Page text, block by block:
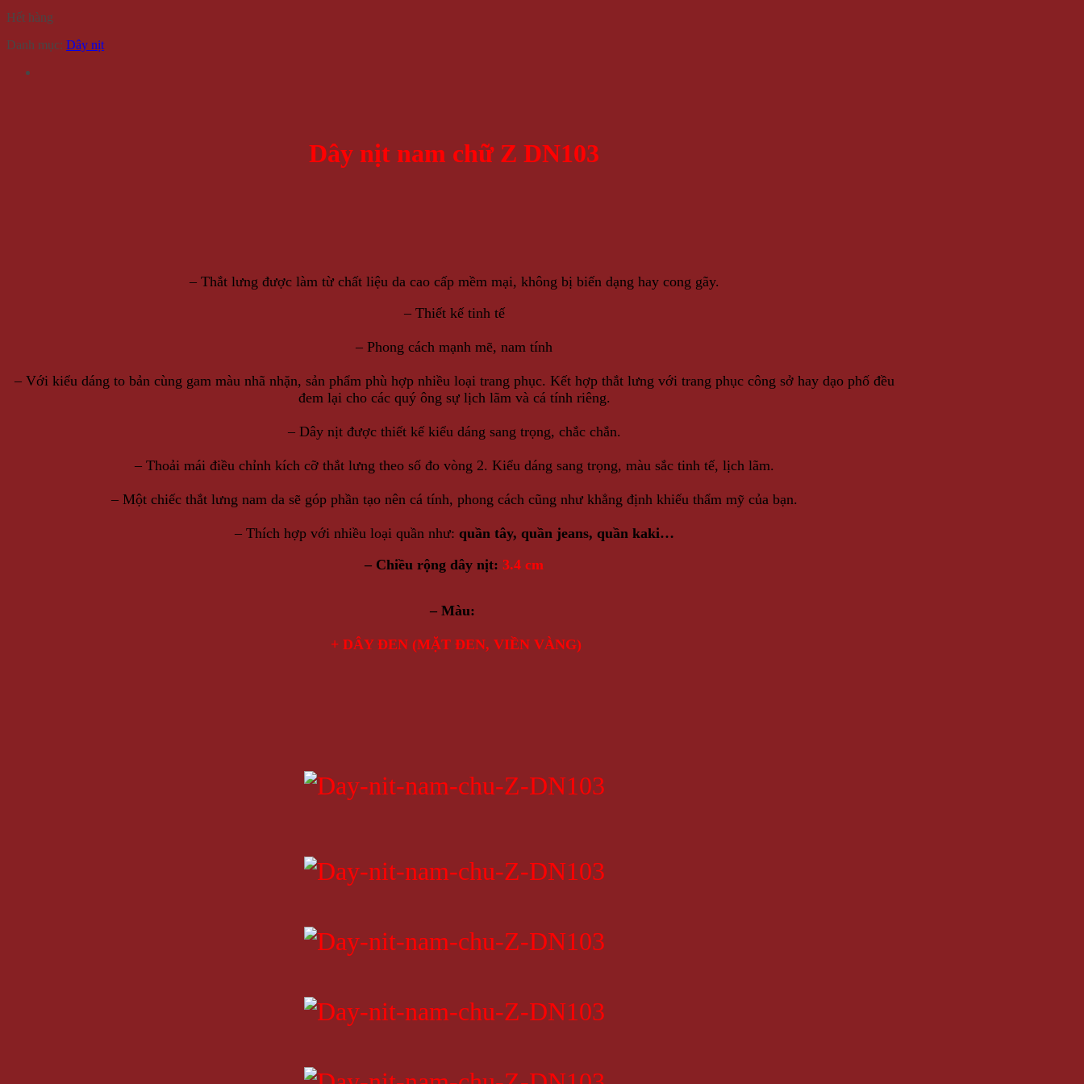
Hết hàng
Danh mục: Dây nịt
Dây nịt nam chữ Z DN103
– Thắt lưng được làm từ chất liệu da cao cấp mềm mại, không bị biến dạng hay cong gãy.
– Thiết kế tinh tế
– Phong cách mạnh mẽ, nam tính
– Với kiểu dáng to bản cùng gam màu nhã nhặn, sản phẩm phù hợp nhiều loại trang phục. Kết hợp thắt lưng với trang phục công sở hay dạo phố đều
đem lại cho các quý ông sự lịch lãm và cá tính riêng.
– Dây nịt được thiết kế kiểu dáng sang trọng, chắc chắn.
– Thoải mái điều chỉnh kích cỡ thắt lưng theo số đo vòng 2. Kiểu dáng sang trọng, màu sắc tinh tế, lịch lãm.
– Một chiếc thắt lưng nam da sẽ góp phần tạo nên cá tính, phong cách cũng như khẳng định khiếu thẩm mỹ của bạn.
– Thích hợp với nhiều loại quần như: quần tây, quần jeans, quần kaki…
– Chiều rộng dây nịt: 3.4 cm
– Màu:
+ DÂY ĐEN (MẶT ĐEN, VIỀN VÀNG)